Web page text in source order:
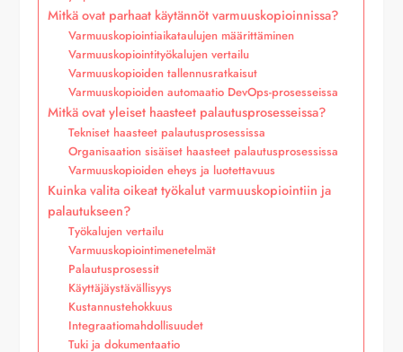
Mitkä ovat parhaat käytännöt varmuuskopioinnissa?
Varmuuskopiointiaikataulujen määrittäminen
Varmuuskopiointityökalujen vertailu
Varmuuskopioiden tallennusratkaisut
Varmuuskopioiden automaatio DevOps-prosesseissa
Mitkä ovat yleiset haasteet palautusprosesseissa?
Tekniset haasteet palautusprosessissa
Organisaation sisäiset haasteet palautusprosessissa
Varmuuskopioiden eheys ja luotettavuus
Kuinka valita oikeat työkalut varmuuskopiointiin ja
palautukseen?
Työkalujen vertailu
Varmuuskopiointimenetelmät
Palautusprosessit
Käyttäjäystävällisyys
Kustannustehokkuus
Integraatiomahdollisuudet
Tuki ja dokumentaatio